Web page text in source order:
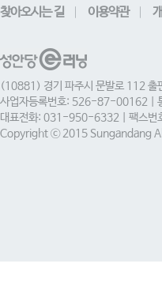
찾아오시는 길 이용약관
(10881) 경기 파주시 문발로 112 출
사업자등록번호: 526-87-00162 |
대표전화: 031-950-6332 | 팩스
Copyright ⓒ 2015 Sungandang